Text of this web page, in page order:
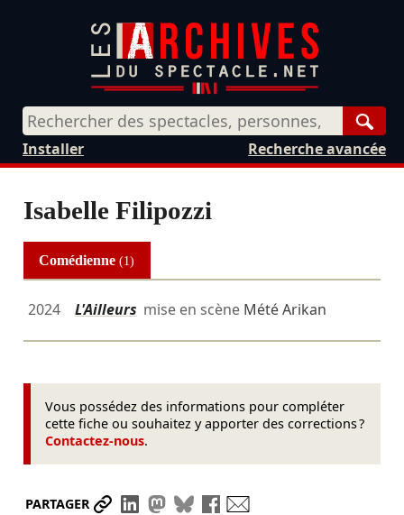
Recherche avancée
Installer
Isabelle Filipozzi
Comédienne(1)
2024 L'Ailleurs mise en scène Mété Arikan
Vous possédez des informations pour compléter
cette fiche ou souhaitez y apporter des corrections ?
Contactez-nous.
PARTAGER Partager le lien
Partager sur LinkedIn
Partager sur Mastodon
Partager sur Bluesky
Partager sur Facebook